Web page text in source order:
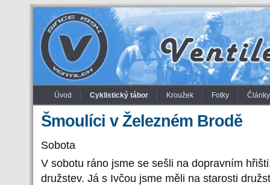
Úvod Cyklistický tábor Kroužek Fotky Články
Šmoulíci v Železném Brodě
Sobota
V sobotu ráno jsme se sešli na dopravním
družstev. Já s Ivčou jsme měli na starosti